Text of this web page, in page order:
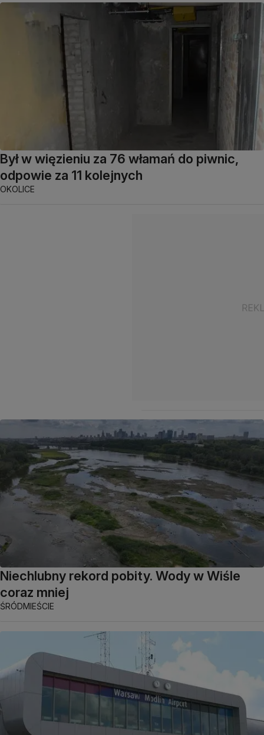
Był w więzieniu za 76 włamań do piwnic,
odpowie za 11 kolejnych
OKOLICE
Niechlubny rekord pobity. Wody w Wiśle
coraz mniej
ŚRÓDMIEŚCIE